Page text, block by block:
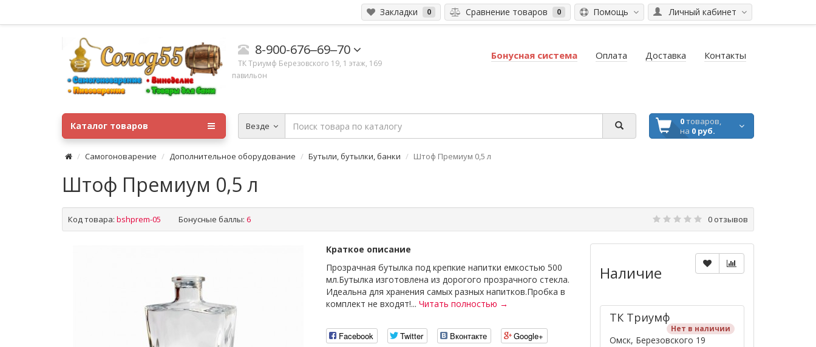
Личный кабинет
Помощь
Закладки 0 Сравнение товаров 0
8-900-676‒69‒70
ТК ​Триумф​ Березовского 19, 1 этаж, 169
павильон
Бонусная система Оплата Доставка Контакты
Везде 0товаров,
на 0 руб.
Каталог товаров
Самогоноварение Дополнительное оборудование Бутыли, бутылки, банки Штоф Премиум 0,5 л
Штоф Премиум 0,5 л
Код товара: bshprem-05 Бонусные баллы: 6 0 отзывов
Краткое описание
Прозрачная бутылка под крепкие напитки емкостью 500
мл.Бутылка изготовлена из дорогого прозрачного стекла.
Идеальна для хранения самых разных напитков.Пробка в
комплект не входят!... Читать полностью →
Facebook Twitter Вконтакте Google+
Наличие
ТК ​Триумф​
Нет в наличии
Омск, Березовского 19